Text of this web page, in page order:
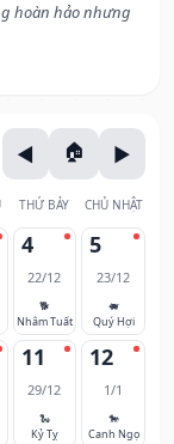
hoàn hảo nhưng
THỨ BẢY CHỦ NHẬT
4
22/12
🐕
Nhâm Tuất
5
23/12
🐖
Quý Hợi
11
29/12
🐍
Kỷ Tỵ
12
1/1
🐎
Canh Ngọ